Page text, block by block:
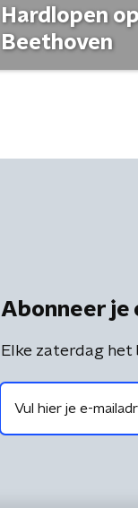
Hardlopen
Beethoven
Abonneer je
Elke zaterdag het